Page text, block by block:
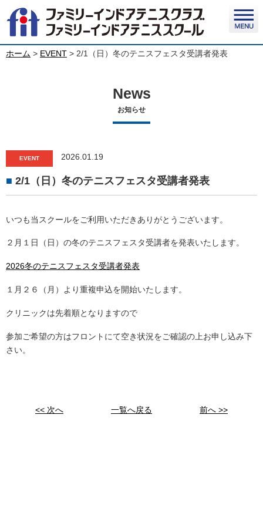
ホーム > EVENT > 2/1（日）冬のテニスフェスタ受講者発表
News
お知らせ
EVENT 2026.01.19
2/1（日）冬のテニスフェスタ受講者発表
いつも当スクールをご利用いただきありがとうございます。
２月１日（日）の冬のテニスフェスタ受講者を発表いたします。
2026冬のテニスフェスタ受講者発表
１月２６（月）より重複申込を開始いたします。
クリニックは先着順となりますので
参加ご希望の方はフロントにて空き状況をご確認の上お申し込み下
さい。
<< 次へ 一覧へ戻る 前へ >>